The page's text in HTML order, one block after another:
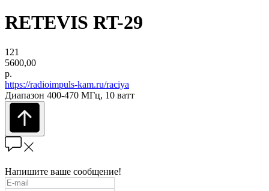
RETEVIS RT-29
121
5600,00
р.
https://radioimpuls-kam.ru/raciya
Диапазон 400-470 МГц, 10 ватт
Напишите ваше сообщение!